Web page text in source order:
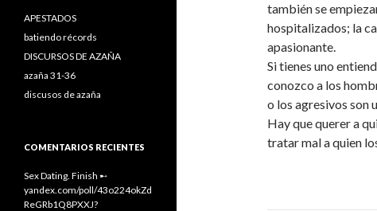
también se
hospitalizados; la
apasionante.
Si tienes uno
conozco a los
o los agresivos son
Hay que querer a
tratar mal a quien
:APESTADOS
batiendo récords
DISCURSOS DE AZAÑA
azaña 31-36
discusos de azaña
COMENTARIOS RECIENTES
Sex Dating. Finish ➸
yandex.com/poll/43o224okZd
ReGRb1Q8PXXJ?